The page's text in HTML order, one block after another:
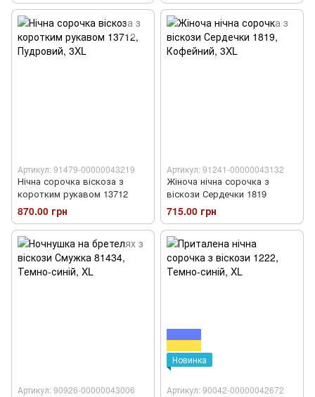
Артикул: 91479-00000043219
Нічна сорочка віскоза з
коротким рукавом 13712
870.00 грн
Артикул: 91241-00000043132
Жіноча нічна сорочка з
віскози Сердечки 1819
715.00 грн
Артикул: 90926-00000043006
Новинка
Артикул: 90042-00000042672